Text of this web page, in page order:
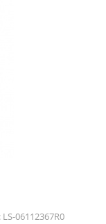
LS-06112367R0